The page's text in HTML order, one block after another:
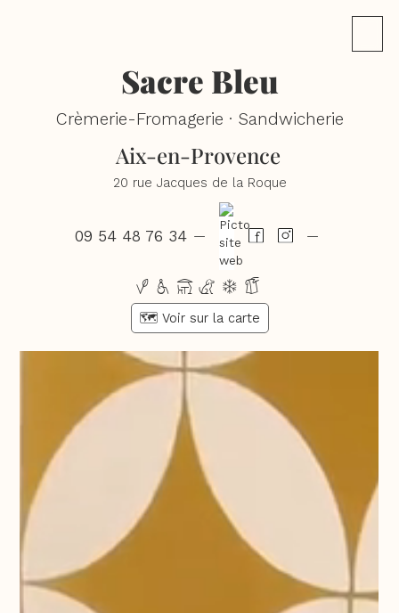
Sacre Bleu
Crèmerie-Fromagerie · Sandwicherie
Aix-en-Provence
20 rue Jacques de la Roque
09 54 48 76 34 — —
vhtcdg
🗺️ Voir sur la carte